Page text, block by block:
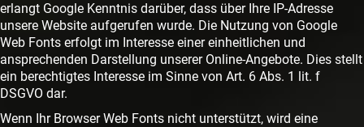
erlangt Google Kenntnis darüber, dass über Ihre IP-Adresse
unsere Website aufgerufen wurde. Die Nutzung von Google
Web Fonts erfolgt im Interesse einer einheitlichen und
ansprechenden Darstellung unserer Online-Angebote. Dies stellt
ein berechtigtes Interesse im Sinne von Art. 6 Abs. 1 lit. f
DSGVO dar.
Wenn Ihr Browser Web Fonts nicht unterstützt, wird eine